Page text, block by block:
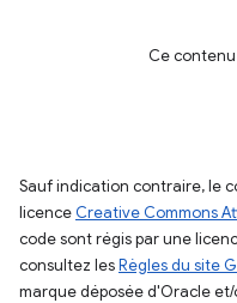
Ce
Sauf indication contraire, le
licence Creative Commons
code sont régis par une
consultez lesRègles du site
marque déposée d'Oracle